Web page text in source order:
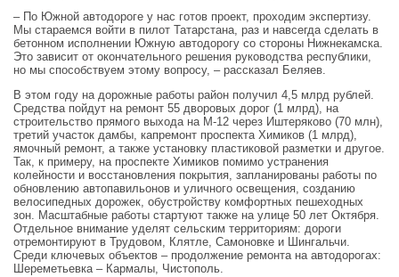
– По Южной автодороге у нас готов проект, проходим экспертизу.
Мы стараемся войти в пилот Татарстана, раз и навсегда сделать в
бетонном исполнении Южную автодорогу со стороны Нижнекамска.
Это зависит от окончательного решения руководства республики,
но мы способствуем этому вопросу, – рассказал Беляев.
В этом году на дорожные работы район получил 4,5 млрд рублей.
Средства пойдут на ремонт 55 дворовых дорог (1 млрд), на
строительство прямого выхода на М-12 через Иштеряково (70 млн),
третий участок дамбы, капремонт проспекта Химиков (1 млрд),
ямочный ремонт, а также установку пластиковой разметки и другое.
Так, к примеру, на проспекте Химиков помимо устранения
колейности и восстановления покрытия, запланированы работы по
обновлению автопавильонов и уличного освещения, созданию
велосипедных дорожек, обустройству комфортных пешеходных
зон. Масштабные работы стартуют также на улице 50 лет Октября.
Отдельное внимание уделят сельским территориям: дороги
отремонтируют в Трудовом, Клятле, Самоновке и Шингальчи.
Среди ключевых объектов – продолжение ремонта на автодорогах:
Шереметьевка – Кармалы, Чистополь.